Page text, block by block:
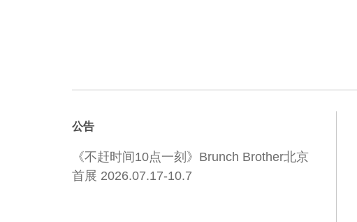
公告
《不赶时间10点一刻》Brunch Brother北京
首展 2026.07.17-10.7